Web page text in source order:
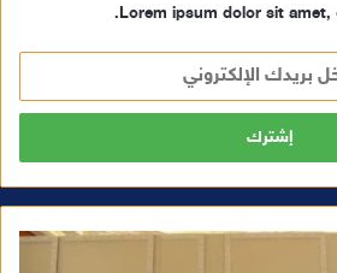
Lorem ipsum dolor sit amet,